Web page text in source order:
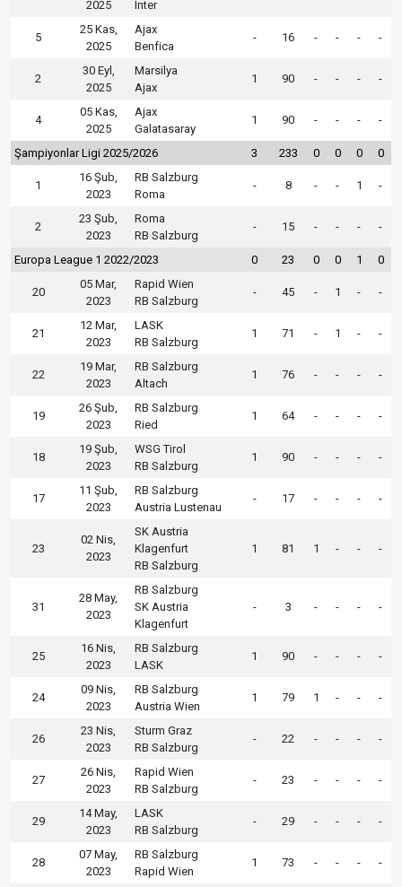
2025 Inter
5
25 Kas,
2025
Ajax
Benfica
- 16 - - - -
2
30 Eyl,
2025
Marsilya
Ajax
1 90 - - - -
4
05 Kas,
2025
Ajax
Galatasaray
1 90 - - - -
Şampiyonlar Ligi 2025/2026 3 233 0 0 0 0
1
16 Şub,
2023
RB Salzburg
Roma
- 8 - - 1 -
2
23 Şub,
2023
Roma
RB Salzburg
- 15 - - - -
Europa League 1 2022/2023 0 23 0 0 1 0
20
05 Mar,
2023
Rapid Wien
RB Salzburg
- 45 - 1 - -
21
12 Mar,
2023
LASK
RB Salzburg
1 71 - 1 - -
22
19 Mar,
2023
RB Salzburg
Altach
1 76 - - - -
19
26 Şub,
2023
RB Salzburg
Ried
1 64 - - - -
18
19 Şub,
2023
WSG Tirol
RB Salzburg
1 90 - - - -
17
11 Şub,
2023
RB Salzburg
Austria Lustenau
- 17 - - - -
23
02 Nis,
2023
SK Austria
Klagenfurt
RB Salzburg
1 81 1 - - -
31
28 May,
2023
RB Salzburg
SK Austria
Klagenfurt
- 3 - - - -
25
16 Nis,
2023
RB Salzburg
LASK
1 90 - - - -
24
09 Nis,
2023
RB Salzburg
Austria Wien
1 79 1 - - -
26
23 Nis,
2023
Sturm Graz
RB Salzburg
- 22 - - - -
27
26 Nis,
2023
Rapid Wien
RB Salzburg
- 23 - - - -
29
14 May,
2023
LASK
RB Salzburg
- 29 - - - -
28
07 May,
2023
RB Salzburg
Rapid Wien
1 73 - - - -